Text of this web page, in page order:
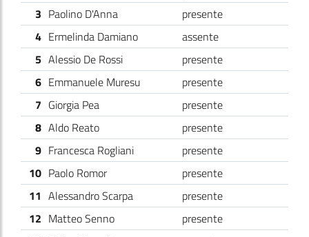
3 Paolino D'Anna
presente
4 Ermelinda Damiano
assente
5 Alessio De Rossi
presente
6 Emmanuele Muresu
presente
7 Giorgia Pea
presente
8 Aldo Reato
presente
9 Francesca Rogliani
presente
10 Paolo Romor
presente
11 Alessandro Scarpa
presente
12 Matteo Senno
presente